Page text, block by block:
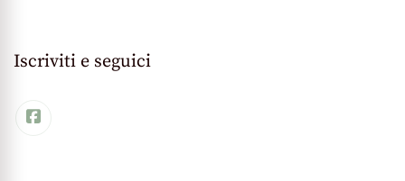
Iscriviti e seguici